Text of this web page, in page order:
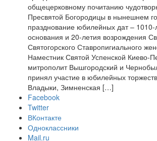
общецерковному почитанию
Пресвятой Богородицы в нынешнем
празднование юбилейных дат –
основания и 20-летия возрождения
Святогорского Ставропигиального
Наместник Святой Успенской Киево-
митрополит Вышгородский и
принял участие в юбилейных
Владыки, Зимненская […]
Facebook
Twitter
ВКонтакте
Одноклассники
Mail.ru